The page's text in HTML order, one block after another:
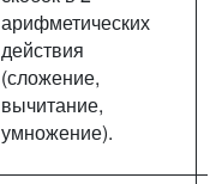
арифметических
действия
(сложение,
вычитание,
умножение).